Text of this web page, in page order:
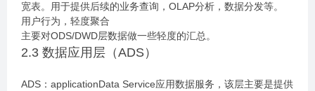
宽表。用于提供后续的业务查询，OLAP分析，数据分发等。
用户行为，轻度聚合
主要对ODS/DWD层数据做一些轻度的汇总。
2.3 数据应用层（ADS）
ADS：applicationData Service应用数据服务，该层主要是提供